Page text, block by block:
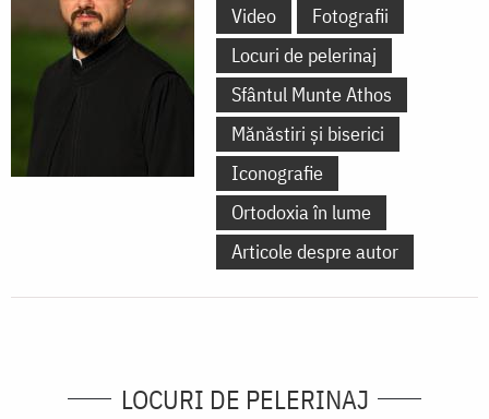
Video
Fotografii
Locuri de pelerinaj
Sfântul Munte Athos
Mănăstiri și biserici
Iconografie
Ortodoxia în lume
Articole despre autor
LOCURI DE PELERINAJ